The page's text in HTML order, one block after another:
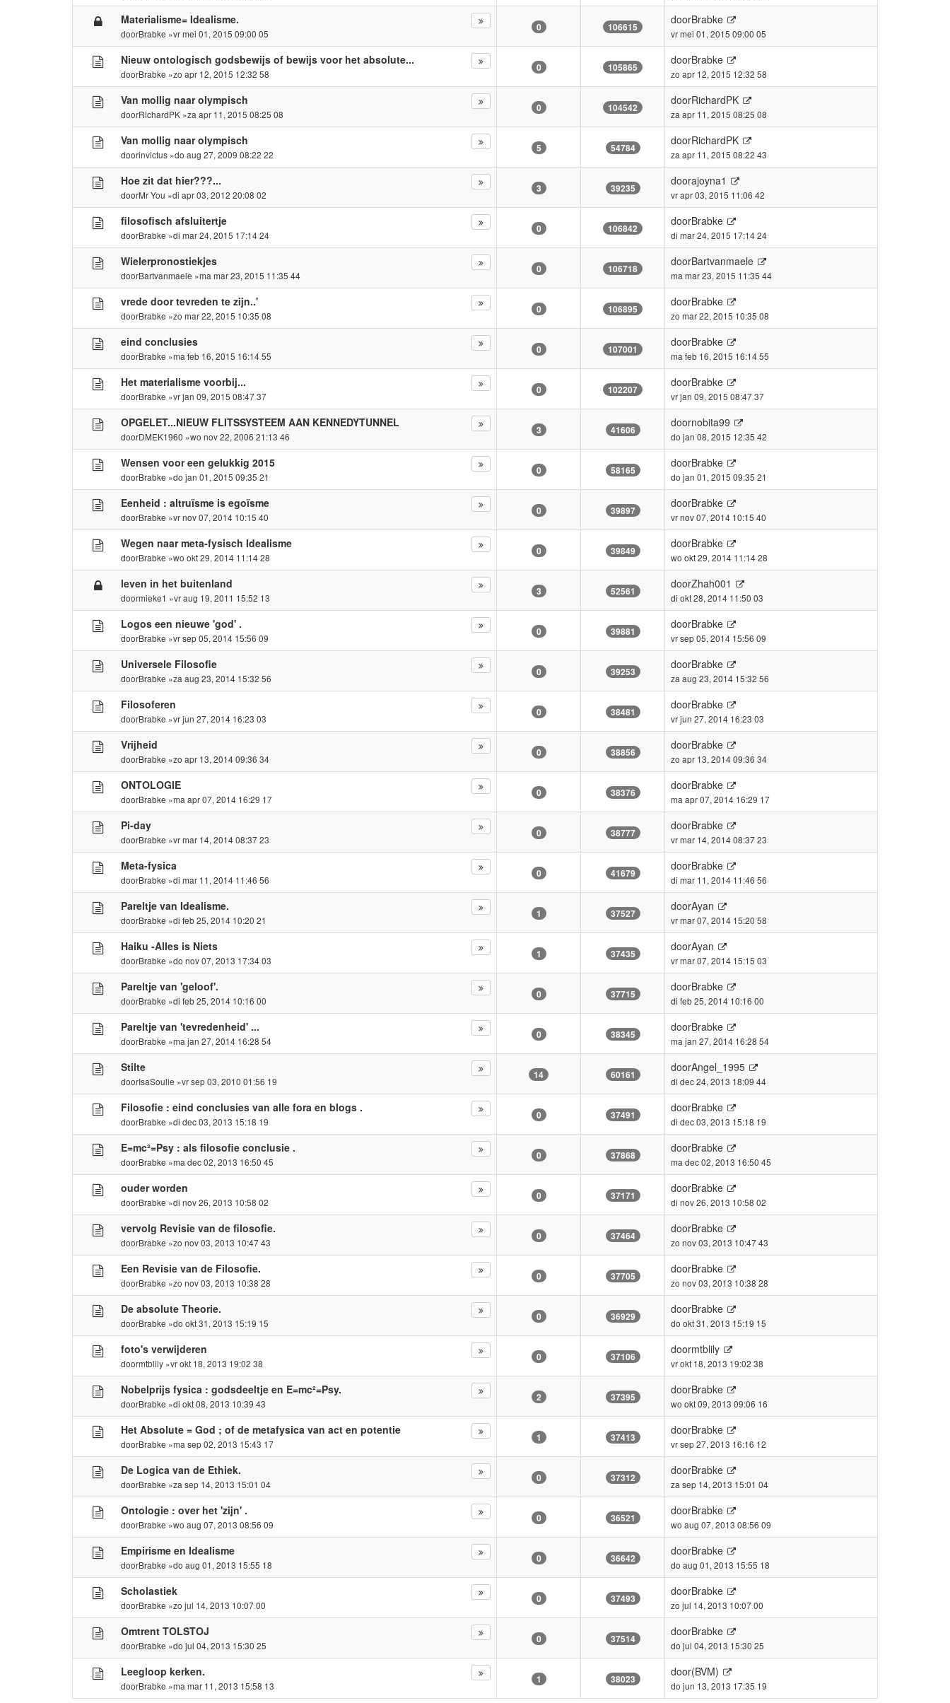
Materialisme= Idealisme.
doorBrabke »vr mei 01, 2015 09:00 05
0 106615
doorBrabke
vr mei 01, 2015 09:00 05
Nieuw ontologisch godsbewijs of bewijs voor het absolute...
doorBrabke »zo apr 12, 2015 12:32 58
0 105865
doorBrabke
zo apr 12, 2015 12:32 58
Van mollig naar olympisch
doorRichardPK »za apr 11, 2015 08:25 08
0 104542
doorRichardPK
za apr 11, 2015 08:25 08
Van mollig naar olympisch
doorinvictus »do aug 27, 2009 08:22 22
5 54784
doorRichardPK
za apr 11, 2015 08:22 43
Hoe zit dat hier???...
doorMr You »di apr 03, 2012 20:08 02
3 39235
doorajoyna1
vr apr 03, 2015 11:06 42
filosofisch afsluitertje
doorBrabke »di mar 24, 2015 17:14 24
0 106842
doorBrabke
di mar 24, 2015 17:14 24
Wielerpronostiekjes
doorBartvanmaele »ma mar 23, 2015 11:35 44
0 106718
doorBartvanmaele
ma mar 23, 2015 11:35 44
vrede door tevreden te zijn..'
doorBrabke »zo mar 22, 2015 10:35 08
0 106895
doorBrabke
zo mar 22, 2015 10:35 08
eind conclusies
doorBrabke »ma feb 16, 2015 16:14 55
0 107001
doorBrabke
ma feb 16, 2015 16:14 55
Het materialisme voorbij...
doorBrabke »vr jan 09, 2015 08:47 37
0 102207
doorBrabke
vr jan 09, 2015 08:47 37
OPGELET...NIEUW FLITSSYSTEEM AAN KENNEDYTUNNEL
doorDMEK1960 »wo nov 22, 2006 21:13 46
3 41606
doornobita99
do jan 08, 2015 12:35 42
Wensen voor een gelukkig 2015
doorBrabke »do jan 01, 2015 09:35 21
0 58165
doorBrabke
do jan 01, 2015 09:35 21
Eenheid : altruïsme is egoïsme
doorBrabke »vr nov 07, 2014 10:15 40
0 39897
doorBrabke
vr nov 07, 2014 10:15 40
Wegen naar meta-fysisch Idealisme
doorBrabke »wo okt 29, 2014 11:14 28
0 39849
doorBrabke
wo okt 29, 2014 11:14 28
leven in het buitenland
doormieke1 »vr aug 19, 2011 15:52 13
3 52561
doorZhah001
di okt 28, 2014 11:50 03
Logos een nieuwe 'god' .
doorBrabke »vr sep 05, 2014 15:56 09
0 39881
doorBrabke
vr sep 05, 2014 15:56 09
Universele Filosofie
doorBrabke »za aug 23, 2014 15:32 56
0 39253
doorBrabke
za aug 23, 2014 15:32 56
Filosoferen
doorBrabke »vr jun 27, 2014 16:23 03
0 38481
doorBrabke
vr jun 27, 2014 16:23 03
Vrijheid
doorBrabke »zo apr 13, 2014 09:36 34
0 38856
doorBrabke
zo apr 13, 2014 09:36 34
ONTOLOGIE
doorBrabke »ma apr 07, 2014 16:29 17
0 38376
doorBrabke
ma apr 07, 2014 16:29 17
Pi-day
doorBrabke »vr mar 14, 2014 08:37 23
0 38777
doorBrabke
vr mar 14, 2014 08:37 23
Meta-fysica
doorBrabke »di mar 11, 2014 11:46 56
0 41679
doorBrabke
di mar 11, 2014 11:46 56
Pareltje van Idealisme.
doorBrabke »di feb 25, 2014 10:20 21
1 37527
doorAyan
vr mar 07, 2014 15:20 58
Haiku -Alles is Niets
doorBrabke »do nov 07, 2013 17:34 03
1 37435
doorAyan
vr mar 07, 2014 15:15 03
Pareltje van 'geloof'.
doorBrabke »di feb 25, 2014 10:16 00
0 37715
doorBrabke
di feb 25, 2014 10:16 00
Pareltje van 'tevredenheid' ...
doorBrabke »ma jan 27, 2014 16:28 54
0 38345
doorBrabke
ma jan 27, 2014 16:28 54
Stilte
doorIsaSoulie »vr sep 03, 2010 01:56 19
14 60161
doorAngel_1995
di dec 24, 2013 18:09 44
Filosofie : eind conclusies van alle fora en blogs .
doorBrabke »di dec 03, 2013 15:18 19
0 37491
doorBrabke
di dec 03, 2013 15:18 19
E=mc²=Psy : als filosofie conclusie .
doorBrabke »ma dec 02, 2013 16:50 45
0 37868
doorBrabke
ma dec 02, 2013 16:50 45
ouder worden
doorBrabke »di nov 26, 2013 10:58 02
0 37171
doorBrabke
di nov 26, 2013 10:58 02
vervolg Revisie van de filosofie.
doorBrabke »zo nov 03, 2013 10:47 43
0 37464
doorBrabke
zo nov 03, 2013 10:47 43
Een Revisie van de Filosofie.
doorBrabke »zo nov 03, 2013 10:38 28
0 37705
doorBrabke
zo nov 03, 2013 10:38 28
De absolute Theorie.
doorBrabke »do okt 31, 2013 15:19 15
0 36929
doorBrabke
do okt 31, 2013 15:19 15
foto's verwijderen
doormtblily »vr okt 18, 2013 19:02 38
0 37106
doormtblily
vr okt 18, 2013 19:02 38
Nobelprijs fysica : godsdeeltje en E=mc²=Psy.
doorBrabke »di okt 08, 2013 10:39 43
2 37395
doorBrabke
wo okt 09, 2013 09:06 16
Het Absolute = God ; of de metafysica van act en potentie
doorBrabke »ma sep 02, 2013 15:43 17
1 37413
doorBrabke
vr sep 27, 2013 16:16 12
De Logica van de Ethiek.
doorBrabke »za sep 14, 2013 15:01 04
0 37312
doorBrabke
za sep 14, 2013 15:01 04
Ontologie : over het 'zijn' .
doorBrabke »wo aug 07, 2013 08:56 09
0 36521
doorBrabke
wo aug 07, 2013 08:56 09
Empirisme en Idealisme
doorBrabke »do aug 01, 2013 15:55 18
0 36642
doorBrabke
do aug 01, 2013 15:55 18
Scholastiek
doorBrabke »zo jul 14, 2013 10:07 00
0 37493
doorBrabke
zo jul 14, 2013 10:07 00
Omtrent TOLSTOJ
doorBrabke »do jul 04, 2013 15:30 25
0 37514
doorBrabke
do jul 04, 2013 15:30 25
Leegloop kerken.
doorBrabke »ma mar 11, 2013 15:58 13
1 38023
door(BVM)
do jun 13, 2013 17:35 19